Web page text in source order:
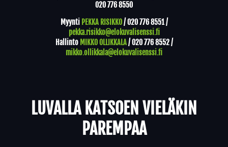
020 776 8550
Myynti PEKKA RISIKKO/020 776 8551/
pekka.risikko@elokuvalisenssi.fi
Hallinto MIKKO OLLIKKALA/020 776 8552/
mikko.ollikkala@elokuvalisenssi.fi
LUVALLA KATSOEN VIELÄKIN
PAREMPAA